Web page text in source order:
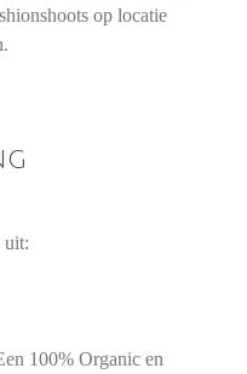
op locatie
uit:
100% Organic en